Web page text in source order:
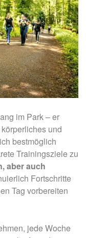
im Park – er
und
bestmöglich
Trainingsziele zu
aber auch
Fortschritte
Tag vorbereiten
jede Woche